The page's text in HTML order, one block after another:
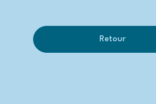
Retour